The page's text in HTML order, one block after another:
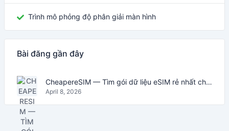
Trình mô phỏng độ phân giải màn hình
Bài đăng gần đây
CheapereSIM — Tìm gói dữ liệu eSIM rẻ nhất cho du lịch năm 2026
April 8, 2026